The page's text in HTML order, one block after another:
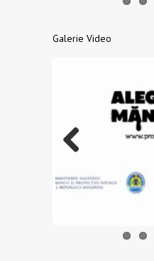
Galerie Video
us